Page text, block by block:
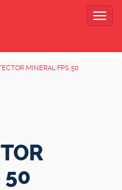
MINERAL FPS 50
50